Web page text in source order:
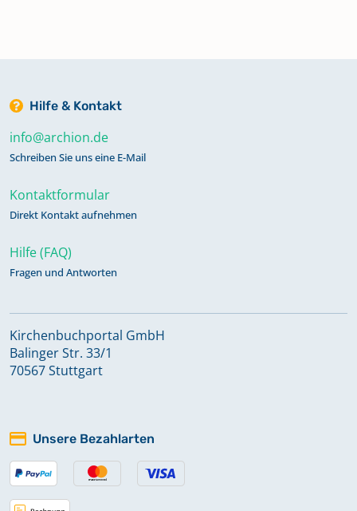
Hilfe & Kontakt
info@archion.de
Schreiben Sie uns eine E-Mail
Kontaktformular
Direkt Kontakt aufnehmen
Hilfe (FAQ)
Fragen und Antworten
Kirchenbuchportal GmbH
Balinger Str. 33/1
70567 Stuttgart
Unsere Bezahlarten